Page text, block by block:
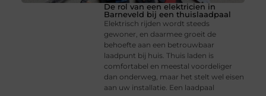
De rol van een elektricien in
Barneveld bij een thuislaadpaal
Elektrisch rijden wordt steeds
gewoner, en daarmee groeit de
behoefte aan een betrouwbaar
laadpunt bij huis. Thuis laden is
comfortabel en meestal voordeliger
dan onderweg, maar het stelt wel eisen
aan uw installatie. Een laadpaal